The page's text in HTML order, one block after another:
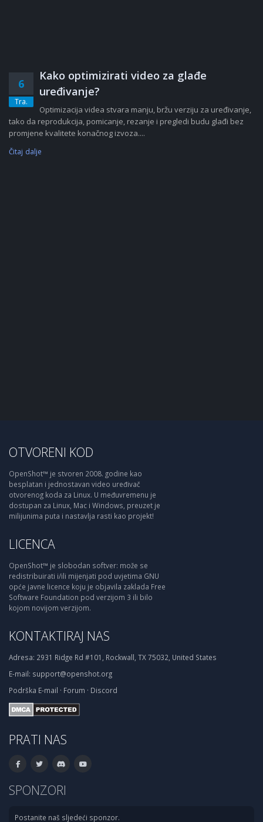
6
Tra.
Kako optimizirati video za glađe
uređivanje?
Optimizacija videa stvara manju, bržu verziju za uređivanje,
tako da reprodukcija, pomicanje, rezanje i pregledi budu glađi bez
promjene kvalitete konačnog izvoza....
Čitaj dalje
OTVORENI KOD
OpenShot™ je stvoren 2008. godine kao
besplatan i jednostavan video uređivač
otvorenog koda za Linux. U međuvremenu je
dostupan za Linux, Mac i Windows, preuzet je
milijunima puta i nastavlja rasti kao projekt!
LICENCA
OpenShot™ je slobodan softver: može se
redistribuirati i/ili mijenjati pod uvjetima GNU
opće javne licence koju je objavila zaklada Free
Software Foundation pod verzijom 3 ili bilo
kojom novijom verzijom.
KONTAKTIRAJ NAS
Adresa: 2931 Ridge Rd #101, Rockwall, TX 75032, United States
E-mail: support@openshot.org
Podrška E-mail · Forum · Discord
PRATI NAS
SPONZORI
Postanite naš sljedeći sponzor.